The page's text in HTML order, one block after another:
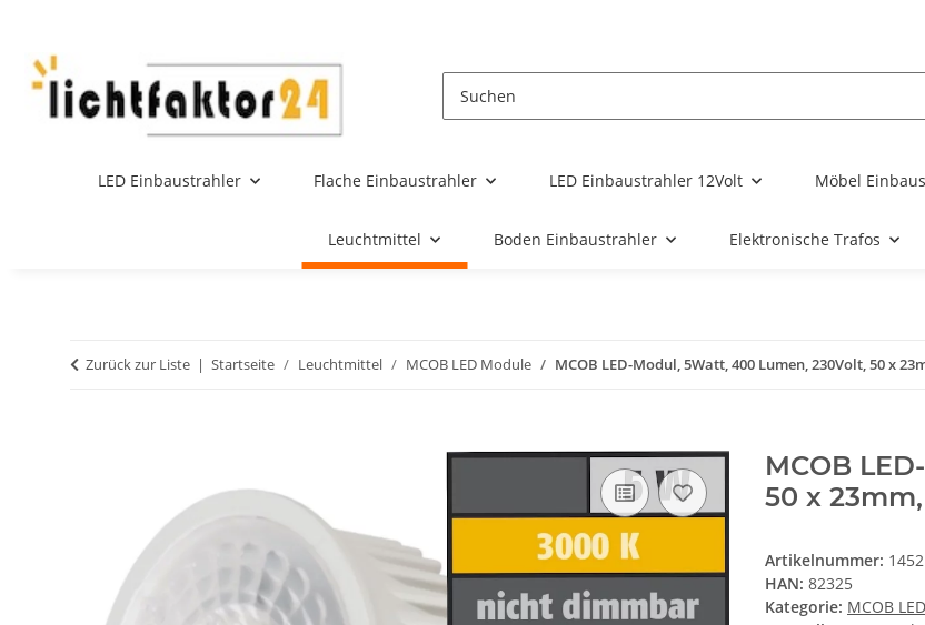
LED Einbaustrahler Flache Einbaustrahler LED Einbaustrahler 12Volt Möbel
Leuchtmittel Boden Einbaustrahler Elektronische Trafos
Zurück zur Liste Startseite Leuchtmittel MCOB LED Module MCOB LED-Modul, 5Watt, 400 Lumen, 230Volt, 50 x
MCOB
50 x
Artikelnummer:
HAN: 82325
Kategorie: MCOB